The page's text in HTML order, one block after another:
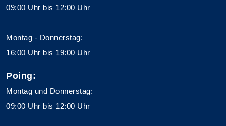
09:00 Uhr bis 12:00 Uhr
Montag - Donnerstag:
16:00 Uhr bis 19:00 Uhr
Poing:
Montag und Donnerstag:
09:00 Uhr bis 12:00 Uhr